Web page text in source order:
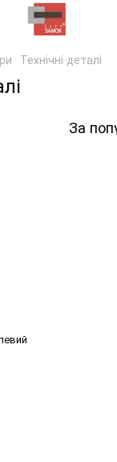
Технічні деталі
За